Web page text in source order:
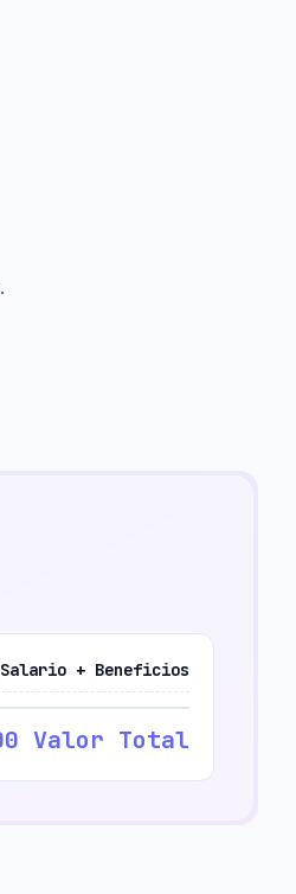
Salario + Beneficios
Valor Total